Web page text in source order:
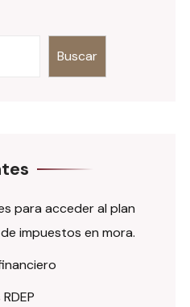
Buscar
para acceder al plan
impuestos en mora.